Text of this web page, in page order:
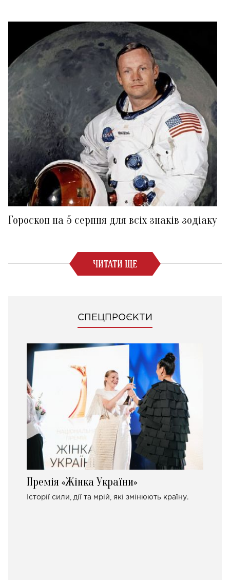
Гороскоп на 5 серпня для всіх знаків зодіаку
ЧИТАТИ ЩЕ
СПЕЦПРОЄКТИ
Премія «Жінка України»
Історії сили, дії та мрій, які змінюють країну.